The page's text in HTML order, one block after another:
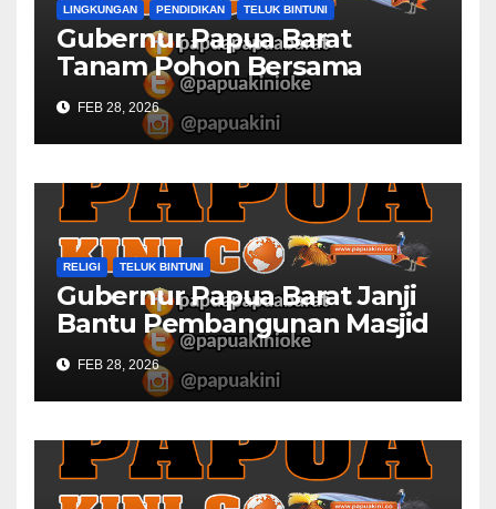
LINGKUNGAN PENDIDIKAN TELUK BINTUNI
Gubernur Papua Barat
Tanam Pohon Bersama
Civitas Academica
Universitas Muhammadiyah
FEB 28, 2026
RELIGI TELUK BINTUNI
Gubernur Papua Barat Janji
Bantu Pembangunan Masjid
Al Maun Bintuni
FEB 28, 2026